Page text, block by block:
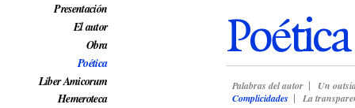
Presentación
El autor
Obra
Poética
Liber Amicorum
Hemeroteca
Poética
Palabras del autor
Un
Complicidades
La